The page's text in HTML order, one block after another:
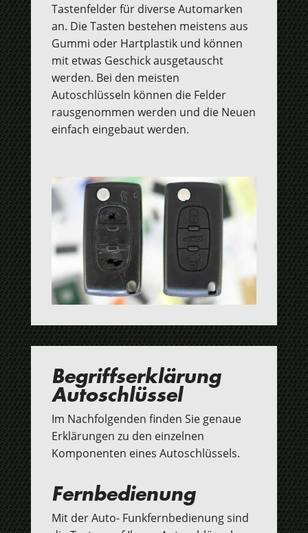
Tastenfelder für diverse Automarken
an. Die Tasten bestehen meistens aus
Gummi oder Hartplastik und können
mit etwas Geschick ausgetauscht
werden. Bei den meisten
Autoschlüsseln können die Felder
rausgenommen werden und die Neuen
einfach eingebaut werden.
Begriffserklärung
Autoschlüssel
Im Nachfolgenden finden Sie genaue
Erklärungen zu den einzelnen
Komponenten eines Autoschlüssels.
Fernbedienung
Mit der Auto- Funkfernbedienung sind